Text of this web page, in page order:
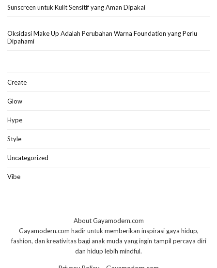
Sunscreen untuk Kulit Sensitif yang Aman Dipakai
Oksidasi Make Up Adalah Perubahan Warna Foundation yang Perlu
Dipahami
Create
Glow
Hype
Style
Uncategorized
Vibe
About Gayamodern.com
Gayamodern.com hadir untuk memberikan inspirasi gaya hidup,
fashion, dan kreativitas bagi anak muda yang ingin tampil percaya diri
dan hidup lebih mindful.